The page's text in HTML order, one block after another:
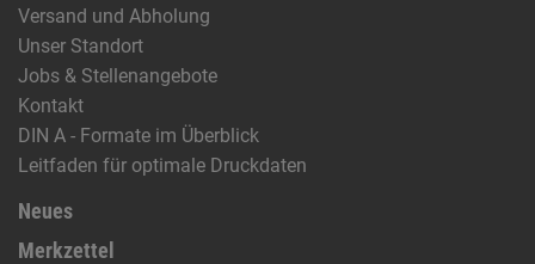
Versand und Abholung
Unser Standort
Jobs & Stellenangebote
Kontakt
DIN A - Formate im Überblick
Leitfaden für optimale Druckdaten
Neues
Merkzettel